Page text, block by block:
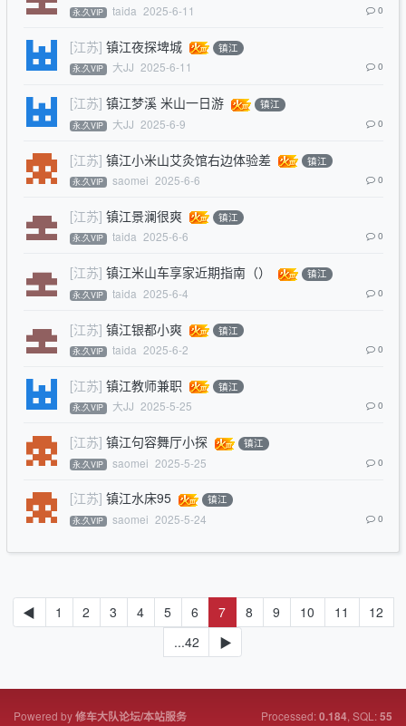
永.久VIP taida 2025-6-11 0
[江苏] 镇江夜探埤城 镇江
永.久VIP 大JJ 2025-6-11 0
[江苏] 镇江梦溪 米山一日游 镇江
永.久VIP 大JJ 2025-6-9 0
[江苏] 镇江小米山艾灸馆右边体验差 镇江
永.久VIP saomei 2025-6-6 0
[江苏] 镇江景澜很爽 镇江
永.久VIP taida 2025-6-6 0
[江苏] 镇江米山车享家近期指南（） 镇江
永.久VIP taida 2025-6-4 0
[江苏] 镇江银都小爽 镇江
永.久VIP taida 2025-6-2 0
[江苏] 镇江教师兼职 镇江
永.久VIP 大JJ 2025-5-25 0
[江苏] 镇江句容舞厅小探 镇江
永.久VIP saomei 2025-5-25 0
[江苏] 镇江水床95 镇江
永.久VIP saomei 2025-5-24 0
◀ 1 2 3 4 5 6 7 8 9 10 11
12
...42
▶
Powered by修车大队论坛/本站服务
Processed:0.184, SQL:55